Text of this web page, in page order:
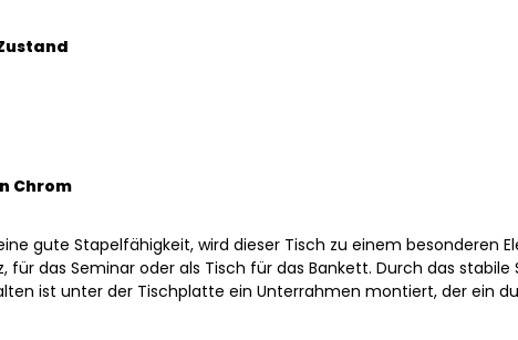
Chrom
gute Stapelfähigkeit, wird dieser Tisch zu einem besonderen
für das Seminar oder als Tisch für das Bankett. Durch das
ist unter der Tischplatte ein Unterrahmen montiert, der ein